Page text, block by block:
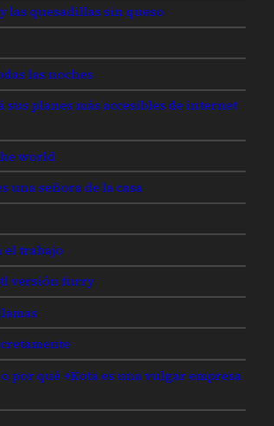
las quesadillas sin queso
las noches
sus planes más accesibles de internet
world
una señora de la casa
el trabajo
versión furry
por qué +Kota es una vulgar empresa